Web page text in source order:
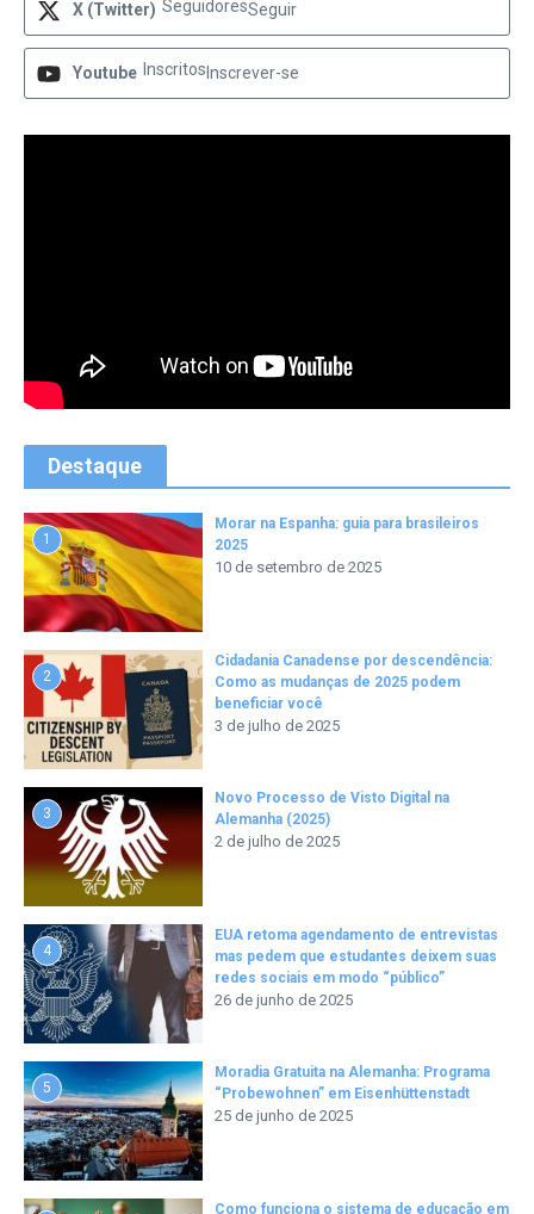
X (Twitter) SeguidoresSeguir
Youtube Inscritos Inscrever-se
Destaque
1
Morar na Espanha: guia para brasileiros
2025
10 de setembro de 2025
2
Cidadania Canadense por descendência:
Como as mudanças de 2025 podem
beneficiar você
3 de julho de 2025
3
Novo Processo de Visto Digital na
Alemanha (2025)
2 de julho de 2025
4
EUA retoma agendamento de entrevistas
mas pedem que estudantes deixem suas
redes sociais em modo “público”
26 de junho de 2025
5
Moradia Gratuita na Alemanha: Programa
“Probewohnen” em Eisenhüttenstadt
25 de junho de 2025
Como funciona o sistema de educação em